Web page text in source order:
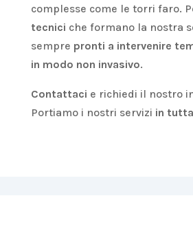
complesse come le torri faro.
tecnici che formano la nostra
sempre pronti a intervenire
in modo non invasivo.
Contattaci e richiedi il nostro
Portiamo i nostri servizi in